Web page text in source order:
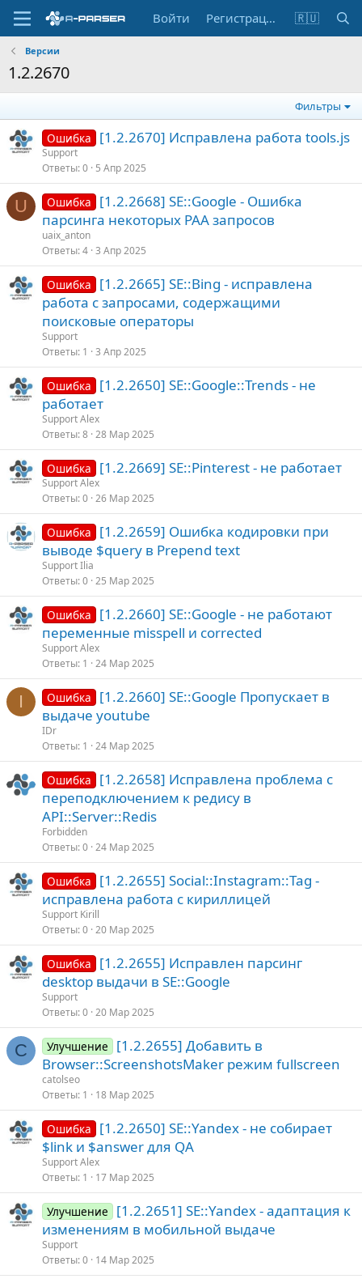
Войти Регистрация 🇷🇺
Версии
1.2.2670
Фильтры
Ошибка [1.2.2670] Исправлена работа tools.js
Support
Ответы 0 5 Апр 2025
U Ошибка
[1.2.2668] SE::Google - Ошибка
парсинга некоторых PAA запросов
uaix_anton
Ответы 4 3 Апр 2025
Ошибка
[1.2.2665] SE::Bing - исправлена
работа с запросами, содержащими
поисковые операторы
Support
Ответы 1 3 Апр 2025
Ошибка
[1.2.2650] SE::Google::Trends - не
работает
Support Alex
Ответы 8 28 Мар 2025
Ошибка [1.2.2669] SE::Pinterest - не работает
Support Alex
Ответы 0 26 Мар 2025
Ошибка
[1.2.2659] Ошибка кодировки при
выводе $query в Prepend text
Support Ilia
Ответы 0 25 Мар 2025
Ошибка
[1.2.2660] SE::Google - не работают
переменные misspell и corrected
Support Alex
Ответы 1 24 Мар 2025
I Ошибка
[1.2.2660] SE::Google Пропускает в
выдаче youtube
IDr
Ответы 1 24 Мар 2025
Ошибка
[1.2.2658] Исправлена проблема с
переподключением к редису в
API::Server::Redis
Forbidden
Ответы 0 24 Мар 2025
Ошибка
[1.2.2655] Social::Instagram::Tag -
исправлена работа с кириллицей
Support Kirill
Ответы 0 20 Мар 2025
Ошибка
[1.2.2655] Исправлен парсинг
desktop выдачи в SE::Google
Support
Ответы 0 20 Мар 2025
C Улучшение
[1.2.2655] Добавить в
Browser::ScreenshotsMaker режим fullscreen
catolseo
Ответы 1 18 Мар 2025
Ошибка
[1.2.2650] SE::Yandex - не собирает
$link и $answer для QA
Support Alex
Ответы 1 17 Мар 2025
Улучшение
[1.2.2651] SE::Yandex - адаптация к
изменениям в мобильной выдаче
Support
Ответы 0 14 Мар 2025